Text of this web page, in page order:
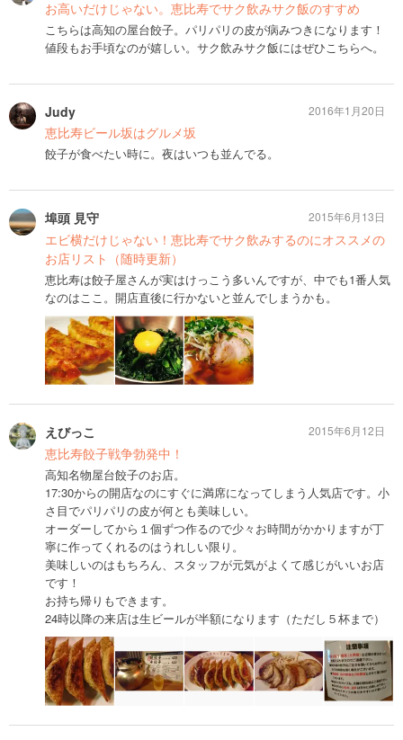
お高いだけじゃない。恵比寿でサク飲みサク飯のすすめ
こちらは高知の屋台餃子。パリパリの皮が病みつきになります！
値段もお手頃なのが嬉しい。サク飲みサク飯にはぜひこちらへ。
Judy
恵比寿ビール坂はグルメ坂
餃子が食べたい時に。夜はいつも並んでる。
2016年1月20日
埠頭 見守
エビ横だけじゃない！恵比寿でサク飲みするのにオススメの
お店リスト（随時更新）
恵比寿は餃子屋さんが実はけっこう多いんですが、中でも1番人気
なのはここ。開店直後に行かないと並んでしまうかも。
2015年6月13日
えびっこ
恵比寿餃子戦争勃発中！
高知名物屋台餃子のお店。
17:30からの開店なのにすぐに満席になってしまう人気店です。小
さ目でパリパリの皮が何とも美味しい。
オーダーしてから１個ずつ作るので少々お時間がかかりますが丁
寧に作ってくれるのはうれしい限り。
美味しいのはもちろん、スタッフが元気がよくて感じがいいお店
です！
お持ち帰りもできます。
24時以降の来店は生ビールが半額になります（ただし５杯まで）
2015年6月12日